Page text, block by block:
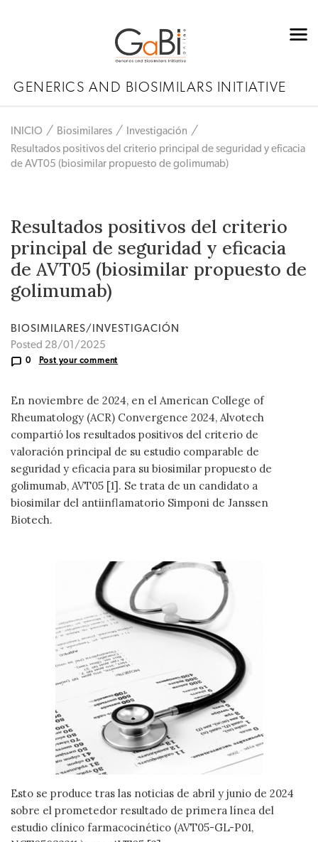
GENERICS AND BIOSIMILARS INITIATIVE
INICIO Biosimilares
Investigación
Resultados positivos del criterio principal de seguridad y eficacia
de AVT05 (biosimilar propuesto de golimumab)
Resultados positivos del criterio
principal de seguridad y eficacia
de AVT05 (biosimilar propuesto de
golimumab)
BIOSIMILARES/INVESTIGACIÓN
Posted 28/01/2025
0 Post your comment
En noviembre de 2024, en el American College of
Rheumatology (ACR) Convergence 2024, Alvotech
compartió los resultados positivos del criterio de
valoración principal de su estudio comparable de
seguridad y eficacia para su biosimilar propuesto de
golimumab, AVT05 [1]. Se trata de un candidato a
biosimilar del antiinflamatorio Simponi de Janssen
Biotech.
Esto se produce tras las noticias de abril y junio de 2024
sobre el prometedor resultado de primera línea del
estudio clínico farmacocinético (AVT05-GL-P01,